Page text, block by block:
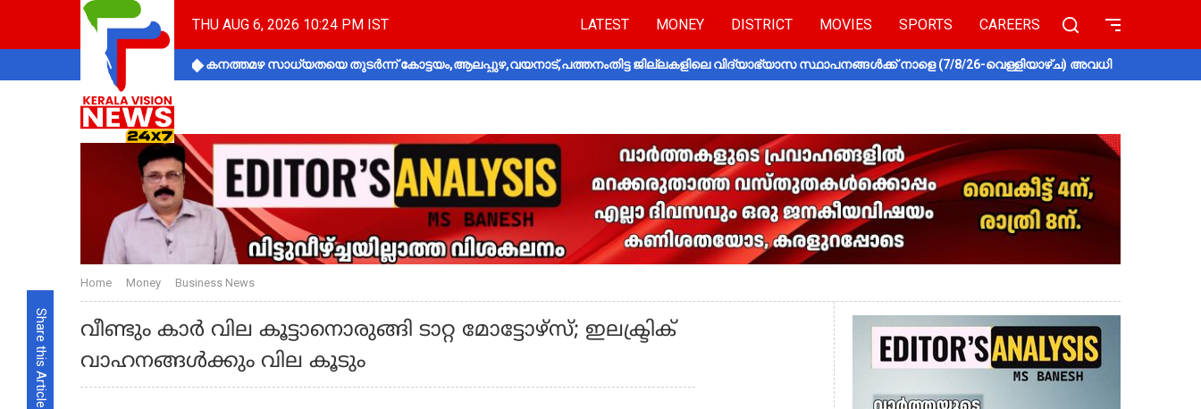
THU AUG 6, 2026 10:24 PM IST LATEST MONEY DISTRICT MOVIES SPORTS CAREERS
കനത്തമഴ സാധ്യതയെ തുടർന്ന് കോട്ടയം,ആലപ്പുഴ,വയനാട്,പത്തനംതിട്ട ജില്ലകളിലെ വിദ്യാഭ്യാസ സ്ഥാപനങ്ങൾക്ക് നാളെ (7/8/26-വെള്ളിയാഴ്ച) അവധി
Share this Article
Home Money Business News
വീണ്ടും കാർ വില കൂട്ടാനൊരുങ്ങി ടാറ്റ മോട്ടോഴ്‌സ്; ഇലക്ട്രിക്
വാഹനങ്ങൾക്കും വില കൂടും